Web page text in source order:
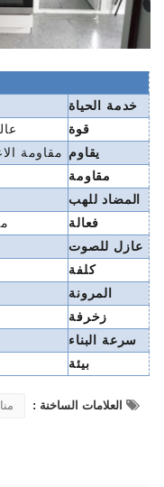
خدمة الحياة
قوة
يقاوم مقاومة
مقاومة
المضاد للهب
فعالة
عازل للصوت
كلفة
المرونة
زخرفة
سرعة البناء
بيئة
العلامات الساخنة :